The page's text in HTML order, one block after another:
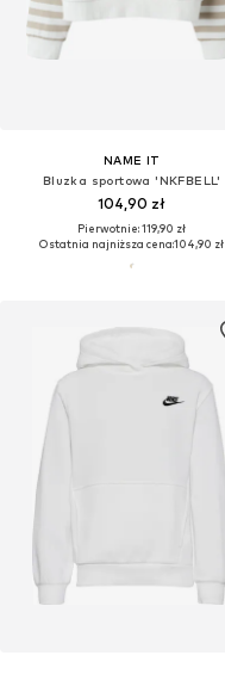
NAME IT
Bluzka sportowa 'NKFBELL'
104,90 zł
Pierwotnie: 119,90 zł
Ostatnia najniższa cena:104,90 zł